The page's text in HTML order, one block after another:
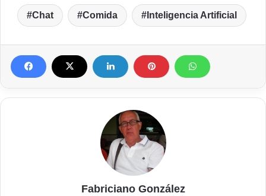
Chat Comida Inteligencia Artificial
Fabriciano González